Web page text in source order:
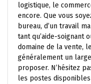
logistique, le
encore. Que vous
bureau, d’un travail
tant qu’aide-soignant
domaine de la vente,
généralement un
proposer. N’hésitez
les postes